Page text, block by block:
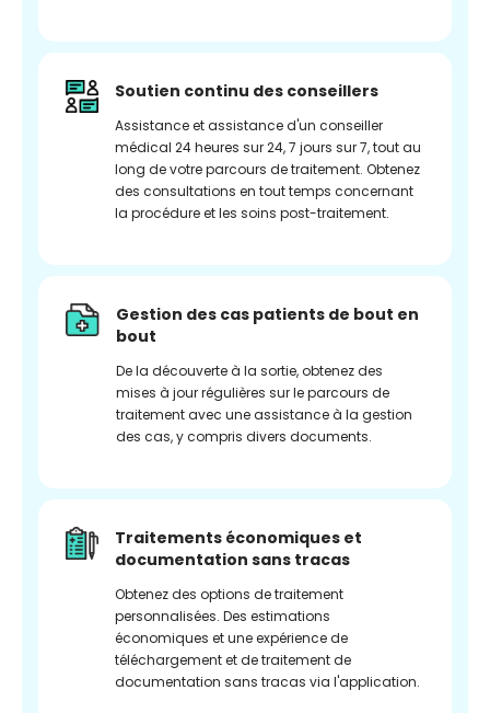
Soutien continu des conseillers
Assistance et assistance d'un conseiller
médical 24 heures sur 24, 7 jours sur 7, tout au
long de votre parcours de traitement. Obtenez
des consultations en tout temps concernant
la procédure et les soins post-traitement.
Gestion des cas patients de bout en
bout
De la découverte à la sortie, obtenez des
mises à jour régulières sur le parcours de
traitement avec une assistance à la gestion
des cas, y compris divers documents.
Traitements économiques et
documentation sans tracas
Obtenez des options de traitement
personnalisées. Des estimations
économiques et une expérience de
téléchargement et de traitement de
documentation sans tracas via l'application.